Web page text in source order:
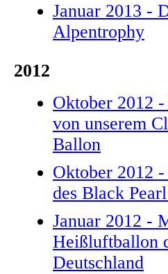
Januar 2013 -
Alpentrophy
2012
Oktober 2012
von unserem
Ballon
Oktober 2012
des Black
Januar 2012 -
Heißluftballon
Deutschland